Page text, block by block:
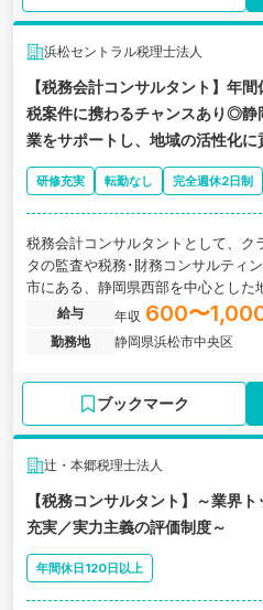
浜松セントラル税理士法人
【税務会計コンサルタント】年
税案件に携わるチャンスあり◎静
業をサポートし、地域の活性化に
研修充実 転勤なし 完全週休2日制
税務会計コンサルタントとして、ク
タの監査や税務･財務コンサルティ
市にある、静岡県西部を中心とした
活性化に貢献する税理士法人の求人
給与 年収 600〜
勤務地
静岡県浜松市中央区
ブックマーク
辻・本郷税理士法人
【税務コンサルタント】～業界
充実／実力主義の評価制度～
年間休日120日以上